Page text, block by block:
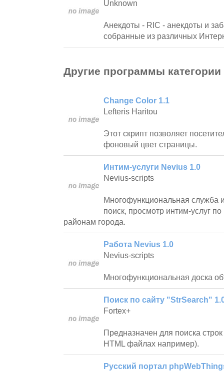
Unknown
Анекдоты - RIC - анекдоты и
собранные из различных
Другие программы категории
Change Color 1.1
Lefteris Haritou
Этот скрипт позволяет
фоновый цвет страницы.
Интим-услуги Nevius 1.0
Nevius-scripts
Многофункциональная служба
поиск, просмотр интим-услуг
районам города.
Работа Nevius 1.0
Nevius-scripts
Многофункциональная доска
Поиск по сайту "StrSearch"
Fortex+
Предназначен для поиска
HTML файлах например).
Русский портал